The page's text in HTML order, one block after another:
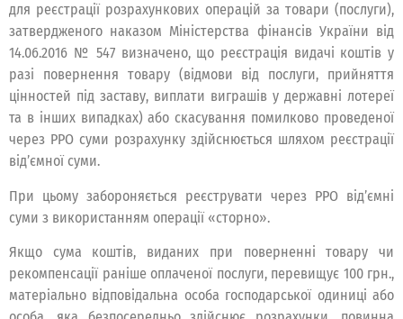
для реєстрації розрахункових операцій за товари (послуги),
затвердженого наказом Міністерства фінансів України від
14.06.2016 № 547 визначено, що реєстрація видачі коштів у
разі повернення товару (відмови від послуги, прийняття
цінностей під заставу, виплати виграшів у державні лотереї
та в інших випадках) або скасування помилково проведеної
через РРО суми розрахунку здійснюється шляхом реєстрації
від’ємної суми.
При цьому забороняється реєструвати через РРО від’ємні
суми з використанням операції «сторно».
Якщо сума коштів, виданих при поверненні товару чи
рекомпенсації раніше оплаченої послуги, перевищує 100 грн.,
матеріально відповідальна особа господарської одиниці або